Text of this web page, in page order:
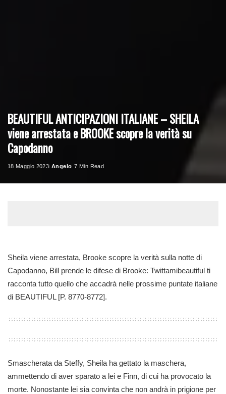
BEAUTIFUL ANTICIPAZIONI ITALIANE – SHEILA
viene arrestata e BROOKE scopre la verità su
Capodanno
18 Maggio 2023
Posted
Angelo 7 Min Read
Sheila viene arrestata, Brooke scopre la verità sulla notte di
Capodanno, Bill prende le difese di Brooke: Twittamibeautiful ti
racconta tutto quello che accadrà nelle prossime puntate italiane
di BEAUTIFUL [P. 8770-8772].
Smascherata da Steffy, Sheila ha gettato la maschera,
ammettendo di aver sparato a lei e Finn, di cui ha provocato la
morte. Nonostante lei sia convinta che non andrà in prigione per